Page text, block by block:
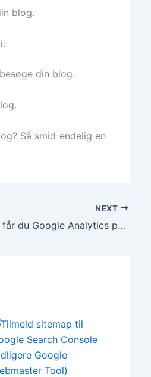
blog.
din blog.
Så smid endelig en
NEXT
Sådan får du Google Analytics på din blog